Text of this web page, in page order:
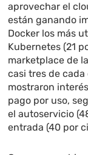
aprovechar el
están ganando
Docker los más
Kubernetes (21
marketplace de
casi tres de
mostraron
pago por uso,
el autoservicio
entrada (40 por